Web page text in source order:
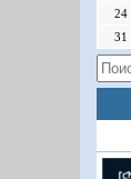
24
31